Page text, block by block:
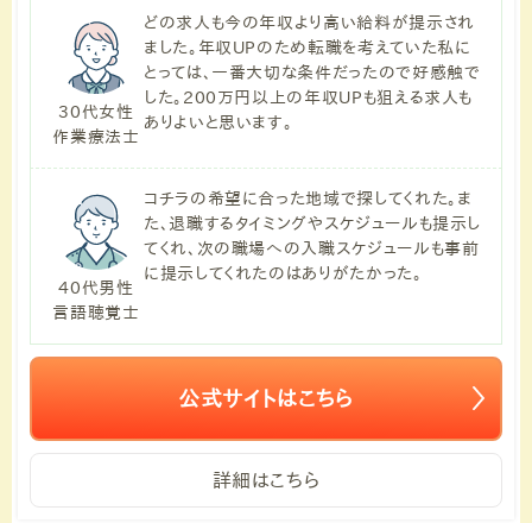
30代女性
作業療法士
どの求人も今の年収より高い給料が提示され
ました。年収UPのため転職を考えていた私に
とっては、一番大切な条件だったので好感触で
した。200万円以上の年収UPも狙える求人も
ありよいと思います。
40代男性
言語聴覚士
コチラの希望に合った地域で探してくれた。ま
た、退職するタイミングやスケジュールも提示し
てくれ、次の職場への入職スケジュールも事前
に提示してくれたのはありがたかった。
公式サイトはこちら
詳細はこちら